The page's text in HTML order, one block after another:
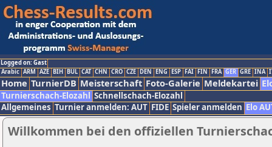
Logged on: Gast
Arabic ARM AZE BIH BUL CAT CHN CRO CZE DEN ENG ESP FAI FIN FRA GER GRE INA
Home TurnierDB Meisterschaft Foto-Galerie Meldekartei
Turnierschach-Elozahl Schnellschach-Elozahl
Allgemeines Turnier anmelden: AUT FIDE Spieler anmelden Elo
Willkommen bei den offiziellen